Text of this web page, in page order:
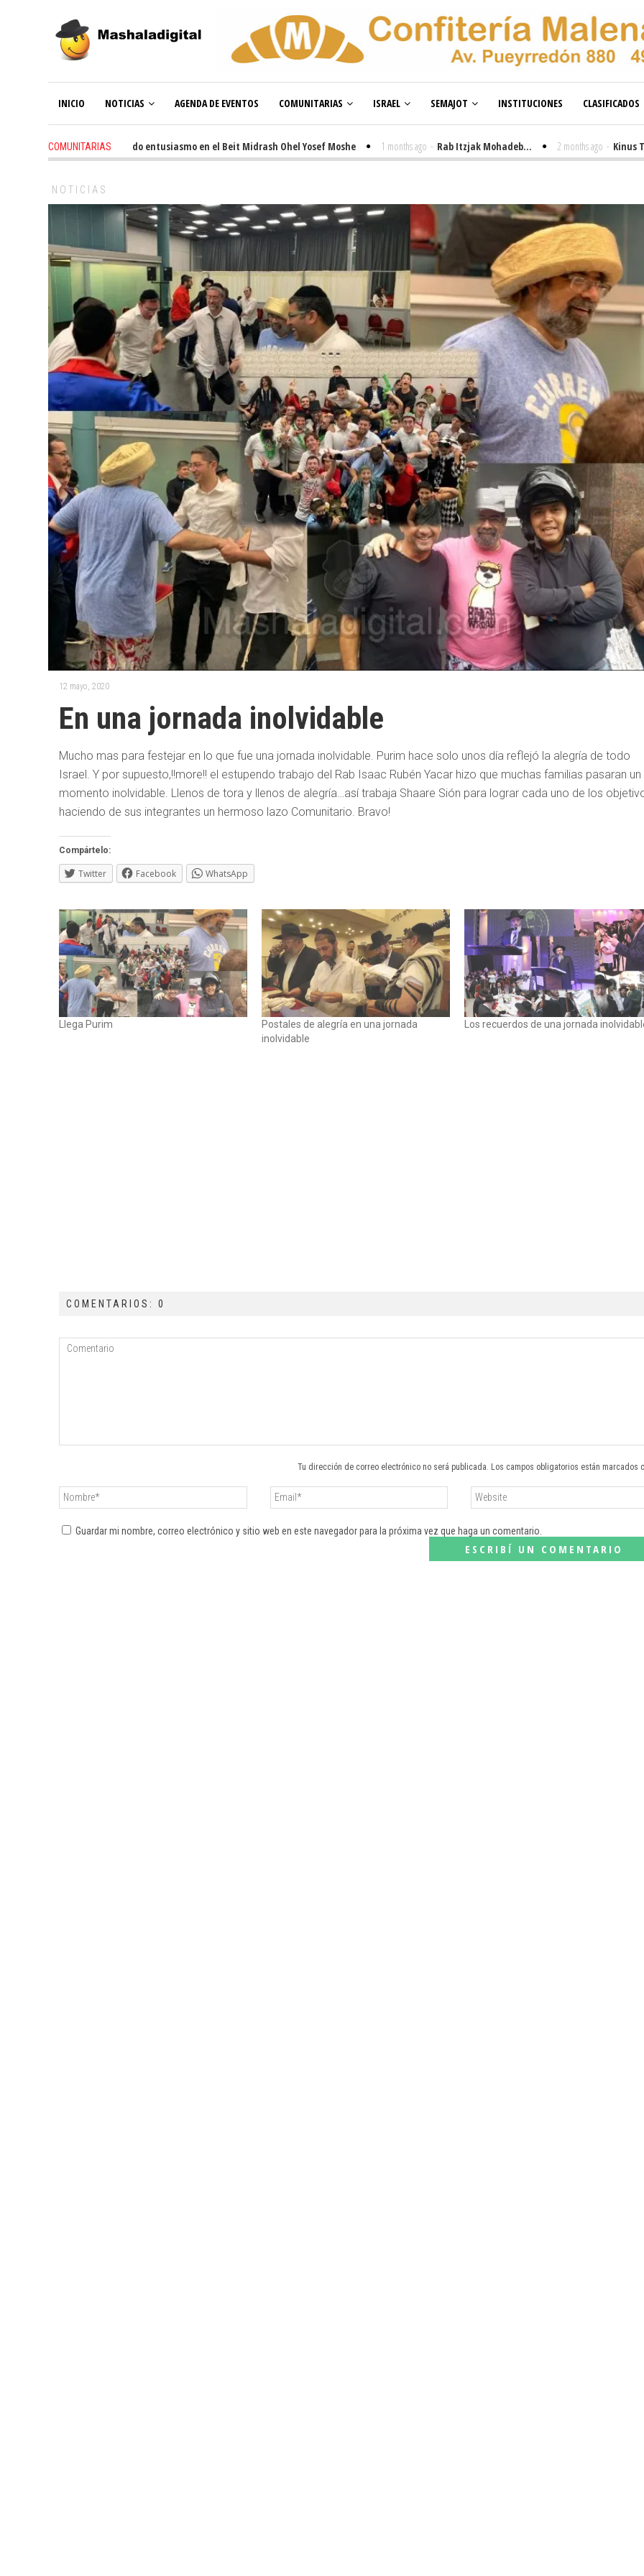
INICIO NOTICIAS AGENDA DE EVENTOS COMUNITARIAS ISRAEL SEMAJOT INSTITUCIONES CLASIFICADOS
COMUNITARIAS
3 weeks ago - Renovado entusiasmo en el Beit Midrash Ohel Yosef Moshe 1 months ago - Rab Itzjak Mohadeb... 2 months ago - Kinus Toire
NOTICIAS
12 mayo, 2020
En una jornada inolvidable
Mucho mas para festejar en lo que fue una jornada inolvidable. Purim hace solo unos día reflejó la alegría de todo
Israel. Y por supuesto,!!more!! el estupendo trabajo del Rab Isaac Rubén Yacar hizo que muchas familias pasaran un
momento inolvidable. Llenos de tora y llenos de alegría…así trabaja Shaare Sión para lograr cada uno de los
haciendo de sus integrantes un hermoso lazo Comunitario. Bravo!
Compártelo:
Twitter Facebook WhatsApp
Llega Purim
Postales de alegría en una jornada
inolvidable
Los recuerdos de una jornada
COMENTARIOS: 0
Tu dirección de correo electrónico no será publicada. Los campos obligatorios están marcados
Guardar mi nombre, correo electrónico y sitio web en este navegador para la próxima vez que haga un comentario.